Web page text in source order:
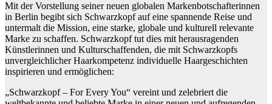
Mit der Vorstellung seiner neuen globalen Markenbotschafterinnen
in Berlin begibt sich Schwarzkopf auf eine spannende Reise und
untermalt die Mission, eine starke, globale und kulturell relevante
Marke zu schaffen. Schwarzkopf tut dies mit herausragenden
Künstlerinnen und Kulturschaffenden, die mit Schwarzkopfs
unvergleichlicher Haarkompetenz individuelle Haargeschichten
inspirieren und ermöglichen:
„Schwarzkopf – For Every You“ vereint und zelebriert die